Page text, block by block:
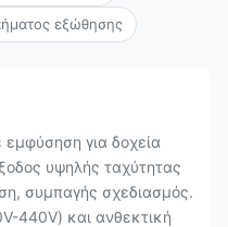
εξώθησης
για δοχεία
υψηλής ταχύτητας
συμπαγής σχεδιασμός.
440V) και ανθεκτική